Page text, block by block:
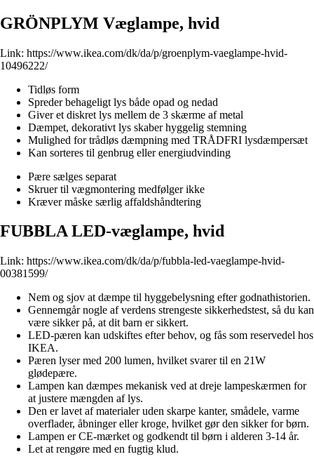
GRÖNPLYM Væglampe, hvid
Link: https://www.ikea.com/dk/da/p/groenplym-vaeglampe-hvid-
10496222/
Tidløs form
Spreder behageligt lys både opad og nedad
Giver et diskret lys mellem de 3 skærme af metal
Dæmpet, dekorativt lys skaber hyggelig stemning
Mulighed for trådløs dæmpning med TRÅDFRI lysdæmpersæt
Kan sorteres til genbrug eller energiudvinding
Pære sælges separat
Skruer til vægmontering medfølger ikke
Kræver måske særlig affaldshåndtering
FUBBLA LED-væglampe, hvid
Link: https://www.ikea.com/dk/da/p/fubbla-led-vaeglampe-hvid-
00381599/
Nem og sjov at dæmpe til hyggebelysning efter godnathistorien.
Gennemgår nogle af verdens strengeste sikkerhedstest, så du kan
være sikker på, at dit barn er sikkert.
LED-pæren kan udskiftes efter behov, og fås som reservedel hos
IKEA.
Pæren lyser med 200 lumen, hvilket svarer til en 21W
glødepære.
Lampen kan dæmpes mekanisk ved at dreje lampeskærmen for
at justere mængden af lys.
Den er lavet af materialer uden skarpe kanter, smådele, varme
overflader, åbninger eller kroge, hvilket gør den sikker for børn.
Lampen er CE-mærket og godkendt til børn i alderen 3-14 år.
Let at rengøre med en fugtig klud.